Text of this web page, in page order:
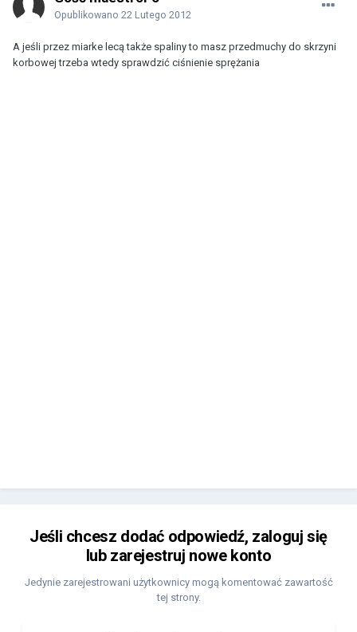
Opublikowano 22 Lutego 2012
A jeśli przez miarke lecą także spaliny to masz przedmuchy do skrzyni
korbowej trzeba wtedy sprawdzić ciśnienie sprężania
Jeśli chcesz dodać odpowiedź, zaloguj się
lub zarejestruj nowe konto
Jedynie zarejestrowani użytkownicy mogą komentować zawartość
tej strony.